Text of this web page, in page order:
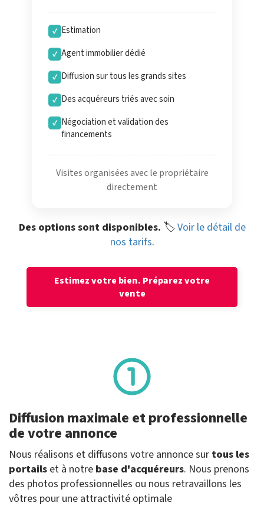
✓ Estimation
✓ Agent immobilier dédié
✓ Diffusion sur tous les grands sites
✓ Des acquéreurs triés avec soin
✓ Négociation et validation des
financements
Visites organisées avec le propriétaire
directement
Des options sont disponibles. 🏷️Voir le détail de
nos tarifs.
Estimez votre bien. Préparez votre
vente
Diffusion maximale et professionnelle
de votre annonce
Nous réalisons et diffusons votre annonce sur tous les
portails et à notre base d'acquéreurs. Nous prenons
des photos professionnelles ou nous retravaillons les
vôtres pour une attractivité optimale